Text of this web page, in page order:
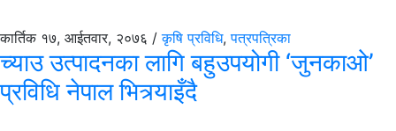
कार्तिक १७, आईतवार, २०७६ /कृषि प्रविधि,पत्रपत्रिका
च्याउ उत्पादनका लागि बहुउपयोगी ‘जुनकाओ’
प्रविधि नेपाल भित्र्याइँदै